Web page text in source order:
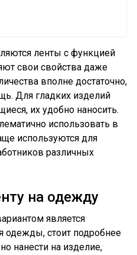
ленты с функцией
свои свойства даже
вполне достаточно,
Для гладких изделий
их удобно наносить.
использовать в
используются для
различных
на одежду
является
одежды, стоит подробнее
нанести на изделие,